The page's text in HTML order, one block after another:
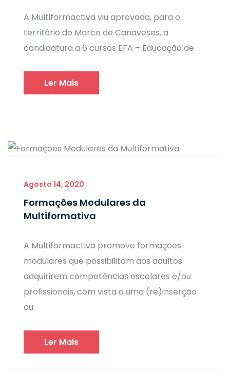
A Multiformactiva viu aprovada, para o
território do Marco de Canaveses, a
candidatura a 6 cursos EFA – Educação de
Ler Mais
Agosto 14, 2020
Formações Modulares da
Multiformativa
A Multiformactiva promove formações
modulares que possibilitam aos adultos
adquirirem competências escolares e/ou
profissionais, com vista a uma (re)inserção
ou
Ler Mais